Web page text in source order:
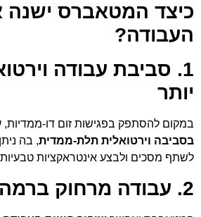
כיצד המטאברס ישנה
העבודה?
1. סביבת עבודה
יותר
במקום להסתפק בפגישות זום דו-ממדיות,
בסביבה וירטואלית תלת-ממדית, בה
לשתף מסכים ולבצע אינטראקציות טבעיות
2. עבודה מרחוק ברמה חדשה